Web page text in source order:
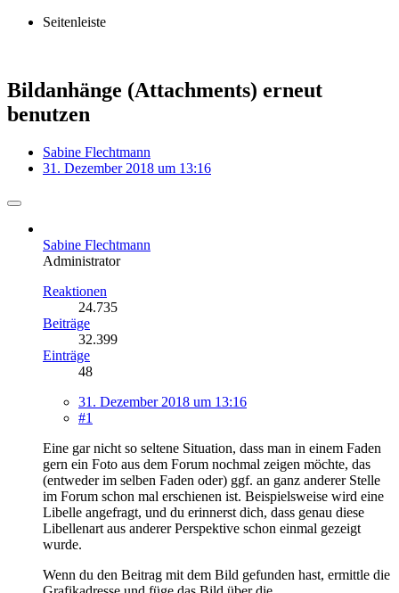
Seitenleiste
Bildanhänge (Attachments) erneut
benutzen
Sabine Flechtmann
31. Dezember 2018 um 13:16
Sabine Flechtmann
Administrator
Reaktionen
24.735
Beiträge
32.399
Einträge
48
31. Dezember 2018 um 13:16
#1
Eine gar nicht so seltene Situation, dass man in einem Faden
gern ein Foto aus dem Forum nochmal zeigen möchte, das
(entweder im selben Faden oder) ggf. an ganz anderer Stelle
im Forum schon mal erschienen ist. Beispielsweise wird eine
Libelle angefragt, und du erinnerst dich, dass genau diese
Libellenart aus anderer Perspektive schon einmal gezeigt
wurde.
Wenn du den Beitrag mit dem Bild gefunden hast, ermittle die